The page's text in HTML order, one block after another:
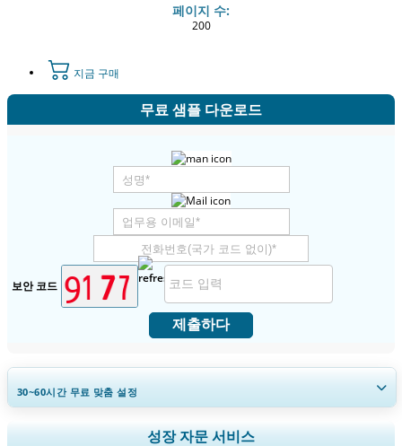
페이지 수:
200
지금 구매
무료 샘플 다운로드
보안 코드
제출하다
30~60시간무료 맞춤 설정
지역 및 국가 범위 확장, 세그먼트 분석, 기업 프로필, 경쟁 벤치마킹, 및 최
성장 자문 서비스